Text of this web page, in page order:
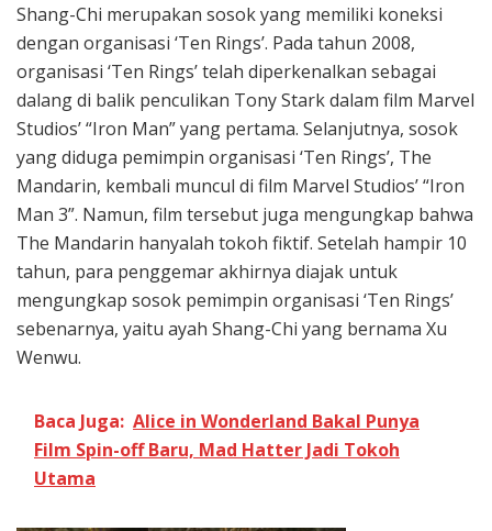
Shang-Chi merupakan sosok yang memiliki koneksi
dengan organisasi ‘Ten Rings’. Pada tahun 2008,
organisasi ‘Ten Rings’ telah diperkenalkan sebagai
dalang di balik penculikan Tony Stark dalam film Marvel
Studios’ “Iron Man” yang pertama. Selanjutnya, sosok
yang diduga pemimpin organisasi ‘Ten Rings’, The
Mandarin, kembali muncul di film Marvel Studios’ “Iron
Man 3”. Namun, film tersebut juga mengungkap bahwa
The Mandarin hanyalah tokoh fiktif. Setelah hampir 10
tahun, para penggemar akhirnya diajak untuk
mengungkap sosok pemimpin organisasi ‘Ten Rings’
sebenarnya, yaitu ayah Shang-Chi yang bernama Xu
Wenwu.
Baca Juga: Alice in Wonderland Bakal Punya
Film Spin-off Baru, Mad Hatter Jadi Tokoh
Utama